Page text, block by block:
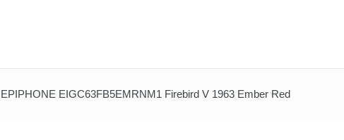
EIGC63FB5EMRNM1 Firebird V 1963 Ember Red